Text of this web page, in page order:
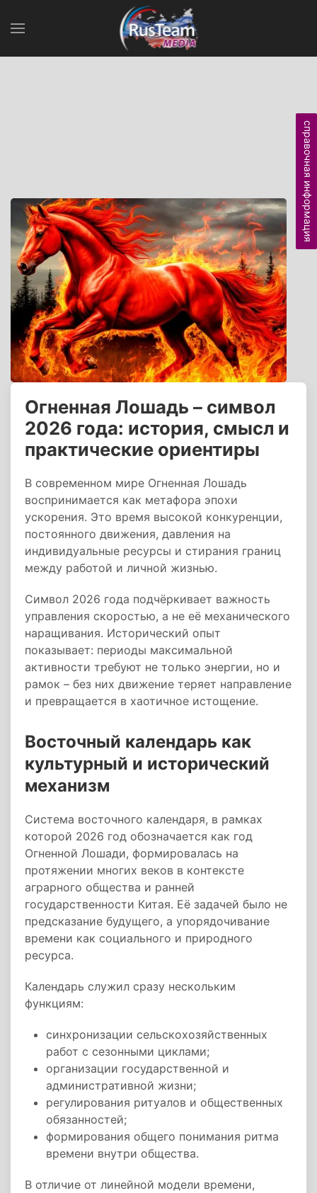
Огненная Лошадь – символ
2026 года: история, смысл и
практические ориентиры
В современном мире Огненная Лошадь
воспринимается как метафора эпохи
ускорения. Это время высокой конкуренции,
постоянного движения, давления на
индивидуальные ресурсы и стирания границ
между работой и личной жизнью.
Символ 2026 года подчёркивает важность
управления скоростью, а не её механического
наращивания. Исторический опыт
показывает: периоды максимальной
активности требуют не только энергии, но и
рамок – без них движение теряет направление
и превращается в хаотичное истощение.
Восточный календарь как
культурный и исторический
механизм
Система восточного календаря, в рамках
которой 2026 год обозначается как год
Огненной Лошади, формировалась на
протяжении многих веков в контексте
аграрного общества и ранней
государственности Китая. Её задачей было не
предсказание будущего, а упорядочивание
времени как социального и природного
ресурса.
Календарь служил сразу нескольким
функциям:
синхронизации сельскохозяйственных
работ с сезонными циклами;
организации государственной и
административной жизни;
регулирования ритуалов и общественных
обязанностей;
формирования общего понимания ритма
времени внутри общества.
В отличие от линейной модели времени,
справочная информация